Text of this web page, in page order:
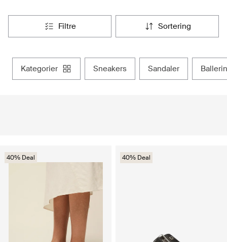
filtre sortering
kategorier sneakers sandaler
40% Deal 40% Deal